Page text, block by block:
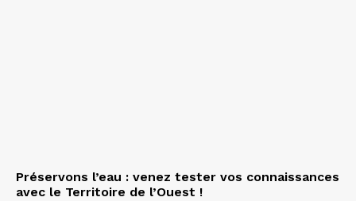
Préservons l’eau : venez tester vos connaissances
avec le Territoire de l’Ouest !